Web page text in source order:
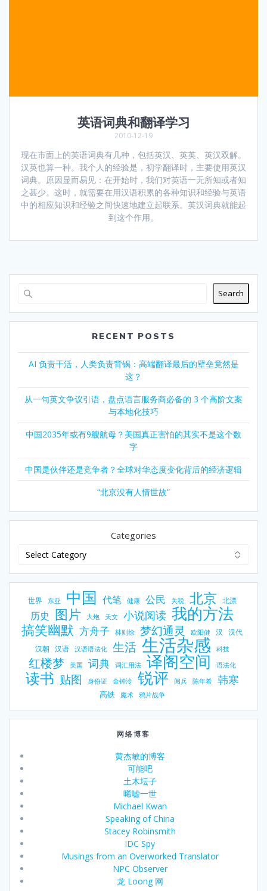
英语词典和翻译学习
2010-12-19
现在市面上的英语词典有几种，包括英汉、英英、英汉双解。
汉英也算一种。我个人的经验是，初学翻译时，主要使用英汉
词典。原因显而易见：在开始时，我们对英语一无所知或者知
之甚少。这时，就需要在用汉语积累的各种知识和经验与英语
中的相应知识和经验之间快速地建立起联系。英汉词典就能起
到这个作用。
Search
RECENT POSTS
AI 负责干活，人类负责背锅：高端翻译最后的壁垒竟然是
这？
从一句英文争议引语，盘点语言服务商必备的 3 个高阶文案
与本地化技巧
中国2035年或有9艘航母？美国真正害怕的其实不是这个数
字
中国是伙伴还是竞争者？全球对华态度变化背后的经济逻辑
“北京没有人情世故”
Categories
世界 东亚 中国 代笔 健康 公民 关税 北京 北漂
历史 图片 大炮 天文 小说阅读 我的方法
搞笑幽默 方舟子 林则徐 梦幻通灵 欧阳健 汉 汉代
汉朝 汉语 汉语语法化 生活 生活杂感 科技
红楼梦 美国 词典 词汇用法 译阁空间 语法化
读书 贴图 身份证 金钟泠 锐评 阅兵 陈年希 韩寒
高铁 魔术 鸦片战争
网络博客
黄杰敏的博客
可能吧
土木坛子
唏嘘一世
Michael Kwan
Speaking of China
Stacey Robinsmith
IDC Spy
Musings from an Overworked Translator
NPC Observer
龙 Loong 网